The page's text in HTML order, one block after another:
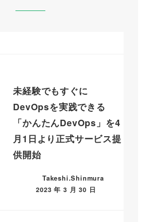
未経験でもすぐに
DevOpsを実践できる
「かんたんDevOps」を4
月1日より正式サービス提
供開始
Takeshi.Shinmura
2023 年 3 月 30 日